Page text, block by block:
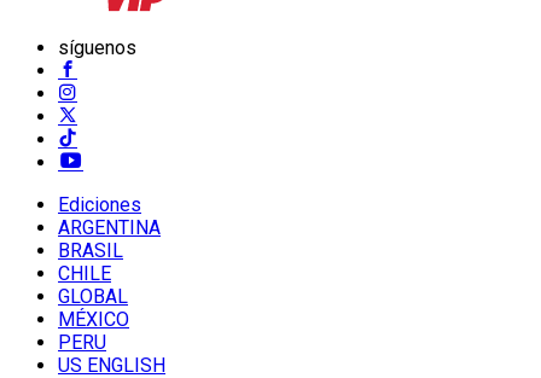
síguenos
Ediciones
ARGENTINA
BRASIL
CHILE
GLOBAL
MÉXICO
PERU
US ENGLISH